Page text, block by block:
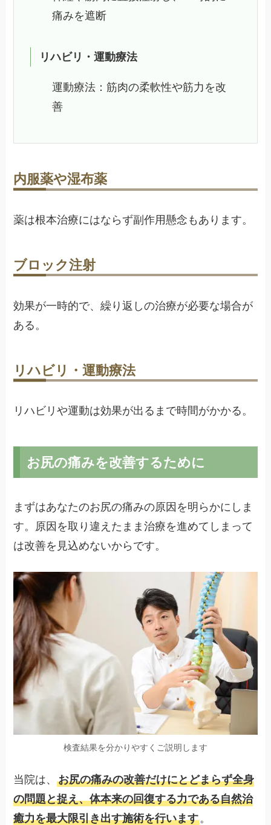
痛みを遮断
リハビリ・運動療法
運動療法：筋肉の柔軟性や筋力を改
善
内服薬や湿布薬
薬は根本治療にはならず副作用懸念もあります。
ブロック注射
効果が一時的で、繰り返しの治療が必要な場合が
ある。
リハビリ・運動療法
リハビリや運動は効果が出るまで時間がかかる。
お尻の痛みを改善するために
まずはあなたのお尻の痛みの原因を明らかにしま
す。原因を取り違えたまま治療を進めてしまって
は改善を見込めないからです。
検査結果を分かりやすくご説明します
当院は、お尻の痛みの改善だけにとどまらず全身
の問題と捉え、体本来の回復する力である自然治
癒力を最大限引き出す施術を行います。